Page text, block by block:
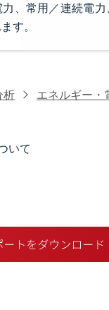
、常用／連続電
す。
析 エネルギー・
いて
ップショット